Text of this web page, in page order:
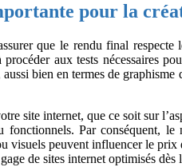
pour la
que le rendu final
aux tests nécessaires
bien en termes de
site internet, que ce soit sur
fonctionnels. Par conséquent,
visuels peuvent influencer le prix
de sites internet optimisés dès